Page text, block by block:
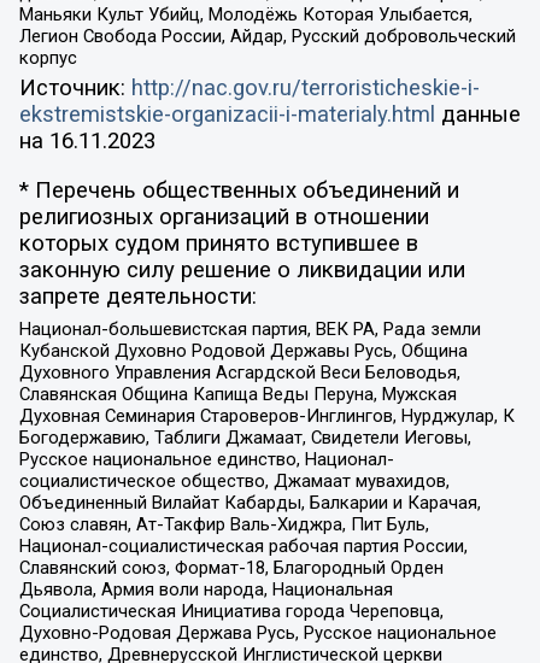
Маньяки Культ Убийц, Молодёжь Которая Улыбается,
Легион Свобода России, Айдар, Русский добровольческий
корпус
Источник: http://nac.gov.ru/terroristicheskie-i-
ekstremistskie-organizacii-i-materialy.html данные
на 16.11.2023
* Перечень общественных объединений и
религиозных организаций в отношении
которых судом принято вступившее в
законную силу решение о ликвидации или
запрете деятельности:
Национал-большевистская партия, ВЕК РА, Рада земли
Кубанской Духовно Родовой Державы Русь, Община
Духовного Управления Асгардской Веси Беловодья,
Славянская Община Капища Веды Перуна, Мужская
Духовная Семинария Староверов-Инглингов, Нурджулар, К
Богодержавию, Таблиги Джамаат, Свидетели Иеговы,
Русское национальное единство, Национал-
социалистическое общество, Джамаат мувахидов,
Объединенный Вилайат Кабарды, Балкарии и Карачая,
Союз славян, Ат-Такфир Валь-Хиджра, Пит Буль,
Национал-социалистическая рабочая партия России,
Славянский союз, Формат-18, Благородный Орден
Дьявола, Армия воли народа, Национальная
Социалистическая Инициатива города Череповца,
Духовно-Родовая Держава Русь, Русское национальное
единство, Древнерусской Инглистической церкви